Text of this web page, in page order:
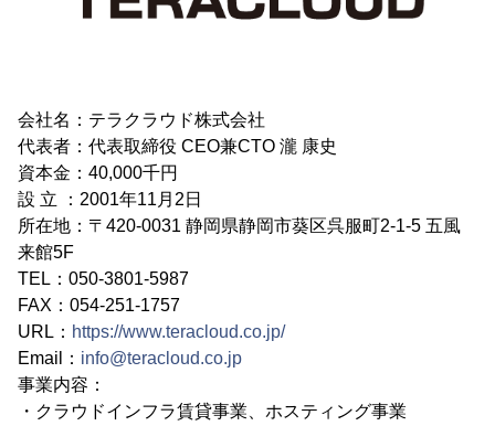
会社名：テラクラウド株式会社
代表者：代表取締役 CEO兼CTO 瀧 康史
資本金：40,000千円
設 立 ：2001年11月2日
所在地：〒420-0031 静岡県静岡市葵区呉服町2-1-5 五風
来館5F
TEL：050-3801-5987
FAX：054-251-1757
URL： https://www.teracloud.co.jp/
Email： info@teracloud.co.jp
事業内容：
・クラウドインフラ賃貸事業、ホスティング事業